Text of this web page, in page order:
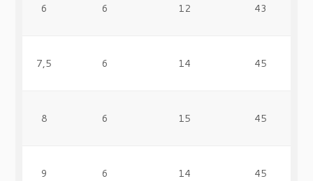
6 6 12 43
7,5 6 14 45
8 6 15 45
9 6 14 45